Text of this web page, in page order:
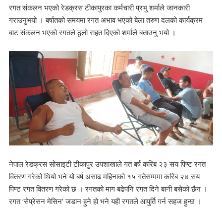
रगत संकलन भएको रेडक्रस टीकापुरका कर्मचारी प्रभु शर्माले जानकारी
गराउनुभयो । बर्षातको समयमा रगत अभाव भएको बेला तरुण दलको कार्यक्रम
बाट संकलन भएको रगतले ठूलो राहत दिएको शर्माले बताउनु भयो ।
नेपाल रेडक्रस सोसाइटी टीकापुर उपशाखाले गत बर्ष करिब २३ सय पिण्ट रगत
वितरण गरेको थियो भने यो बर्ष असाढ महिनाको १५ गतेसम्ममा करिब २४ सय
पिण्ट रगत वितरण गरेको छ । रगतको माग बढेपनि रगत दिने बानी बसेको छैन ।
रगत ‘सेप्रेसन मेसिन’ जडान हुने हो भने यही रगतले आपुर्ति गर्न सहज हुन्छ ।